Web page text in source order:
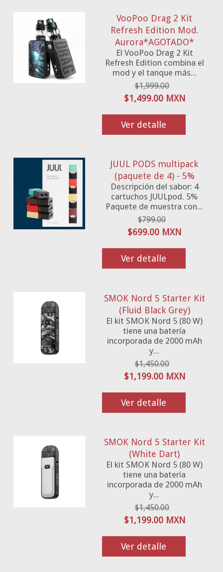
VooPoo Drag 2 Kit
Refresh Edition Mod.
Aurora*AGOTADO*
El VooPoo Drag 2 Kit
Refresh Edition combina el
mod y el tanque más...
$1,999.00
$1,499.00 MXN
Ver detalle
JUUL PODS multipack
(paquete de 4) - 5%
Descripción del sabor: 4
cartuchos JUULpod. 5%
Paquete de muestra con...
$799.00
$699.00 MXN
Ver detalle
SMOK Nord 5 Starter Kit
(Fluid Black Grey)
El kit SMOK Nord 5 (80 W)
tiene una batería
incorporada de 2000 mAh
y...
$1,450.00
$1,199.00 MXN
Ver detalle
SMOK Nord 5 Starter Kit
(White Dart)
El kit SMOK Nord 5 (80 W)
tiene una batería
incorporada de 2000 mAh
y...
$1,450.00
$1,199.00 MXN
Ver detalle